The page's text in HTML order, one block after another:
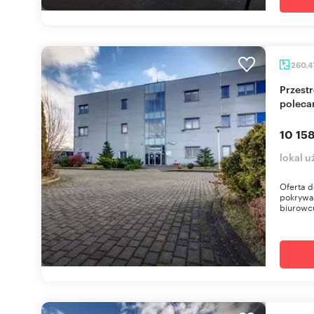
Przestronny lokal biurowy 260m² z parkingiem
10
lokal
Oferta